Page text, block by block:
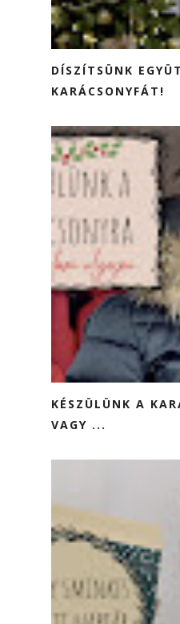
DÍSZÍTSÜNK
KARÁCSONYFÁT!
KÉSZÜLÜNK A
VAGY ...